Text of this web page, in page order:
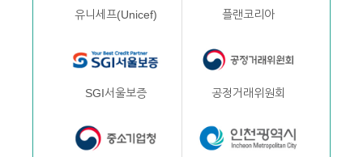
유니세프(Unicef) 플랜코리아
SGI서울보증 공정거래위원회